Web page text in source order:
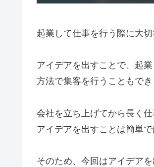
起業して仕事を行う際に大
アイデアを出すことで、起
方法で集客を行うこともでき
会社を立ち上げてから長く
アイデアを出すことは簡単で
そのため、今回はアイデア